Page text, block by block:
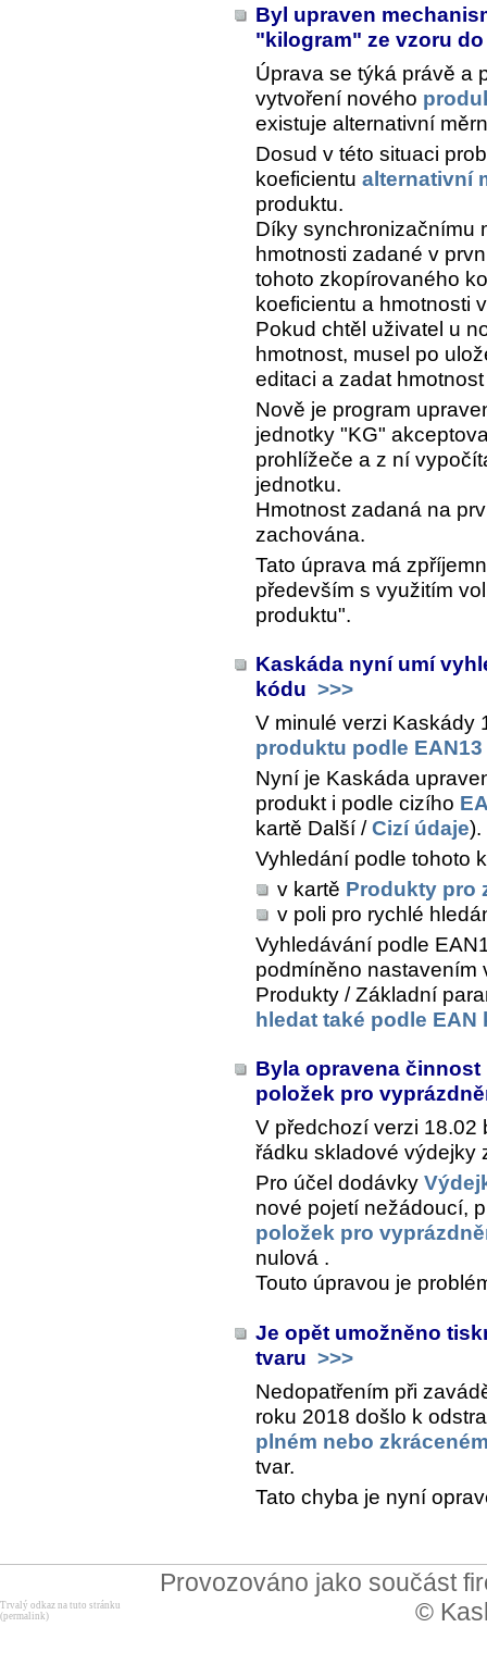
Byl upraven
"kilogram" ze vzoru
Úprava se týká právě a
vytvoření nového
existuje alternativní
Dosud v této situaci
koeficientu alternativní
produktu.
Díky synchronizačnímu
hmotnosti zadané v
tohoto zkopírovaného
koeficientu a hmotnosti
Pokud chtěl uživatel u
hmotnost, musel po
editaci a zadat
Nově je program
jednotky "KG"
prohlížeče a z ní
jednotku.
Hmotnost zadaná na
zachována.
Tato úprava má
především s využitím
produktu".
Kaskáda nyní umí
kódu >>>
V minulé verzi Kaskády
produktu podle
Nyní je Kaskáda
produkt i podle cizího
kartě Další / Cizí údaje).
Vyhledání podle tohoto
v kartě Produkty pro
v poli pro rychlé
Vyhledávání podle
podmíněno nastavením
Produkty / Základní
hledat také podle EAN
Byla opravena
položek pro
V předchozí verzi 18.02
řádku skladové výdejky
Pro účel dodávky
nové pojetí nežádoucí,
položek pro
nulová .
Touto úpravou je
Je opět umožněno
tvaru >>>
Nedopatřením při
roku 2018 došlo k
plném nebo
tvar.
Tato chyba je nyní
Provozováno jako součást
©
Trvalý odkaz na tuto stránku
(permalink)